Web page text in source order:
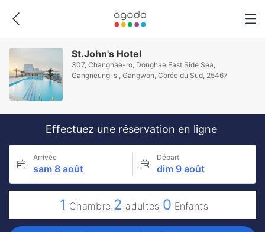
St.John's Hotel
307, Changhae-ro, Donghae East Side Sea,
Gangneung-si, Gangwon, Corée du Sud, 25467
Effectuez une réservation en ligne
Arrivée
sam 8 août
Départ
dim 9 août
1 Chambre 2 adultes 0 Enfants